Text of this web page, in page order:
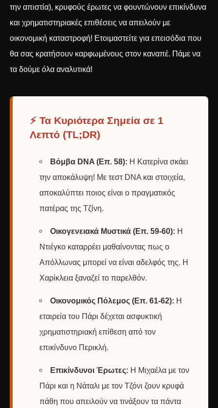
την απιστία), κρυφούς έρωτες να φουντώνουν επικίνδυνα
και χρηματιστηριακές επιθέσεις να απειλούν με
οικονομική καταστροφή! Ετοιμαστείτε για επεισόδια που
θα σας κρατήσουν καρφωμένους στον καναπέ. Πάμε να
τα δούμε όλα αναλυτικά!
⚡ Τα Κυριότερα Σημεία σε 1
Λεπτό (TL;DR)
Βόμβα DNA (Επ. 58): Η Κατερίνα σκάει
την αποκάλυψη! Με τεστ DNA και στοιχεία,
αποκαλύπτει ποιος είναι ο πραγματικός
πατέρας της Τζίνη.
Οικογενειακά Μυστικά (Επ. 59-60): Η
Ντιέγκο καταρρέει μαθαίνοντας πως ο
Απόλλωνας μπορεί να είναι αδελφός της. Η
Χαρίκλεια ξαναζεί το παρελθόν.
Οικονομικός Πόλεμος (Επ. 61-62): Η
εταιρεία του Πάρι δέχεται ασφυκτική
χρηματιστηριακή επίθεση από τον
επικίνδυνο Περικλή.
Επικίνδυνοι Έρωτες: Η Μιχαέλα με τον
Πάρι και η Νάταλι με τον Τζόνι ζουν κρυφά
πάθη που απειλούν να τινάξουν τα πάντα